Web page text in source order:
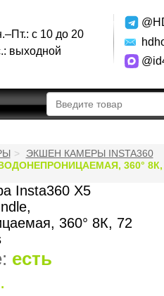
с 10 до 20
выходной
ЭКШЕН КАМЕРЫ INSTA360
360° 8К,
Insta360 X5
360° 8К, 72
есть